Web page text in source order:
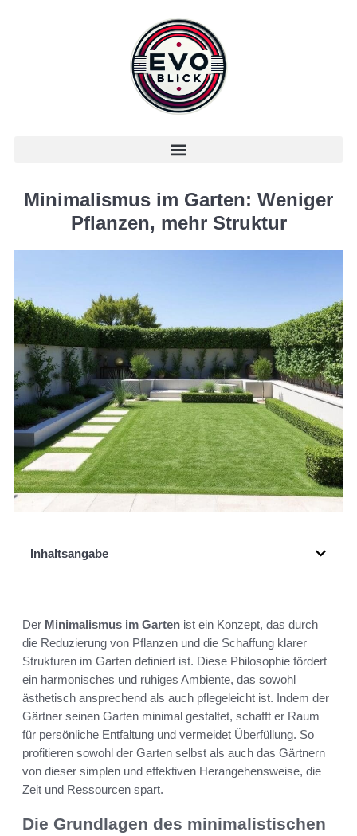
Minimalismus im Garten: Weniger
Pflanzen, mehr Struktur
Inhaltsangabe
Der Minimalismus im Garten ist ein Konzept, das durch
die Reduzierung von Pflanzen und die Schaffung klarer
Strukturen im Garten definiert ist. Diese Philosophie fördert
ein harmonisches und ruhiges Ambiente, das sowohl
ästhetisch ansprechend als auch pflegeleicht ist. Indem der
Gärtner seinen Garten minimal gestaltet, schafft er Raum
für persönliche Entfaltung und vermeidet Überfüllung. So
profitieren sowohl der Garten selbst als auch das Gärtnern
von dieser simplen und effektiven Herangehensweise, die
Zeit und Ressourcen spart.
Die Grundlagen des minimalistischen